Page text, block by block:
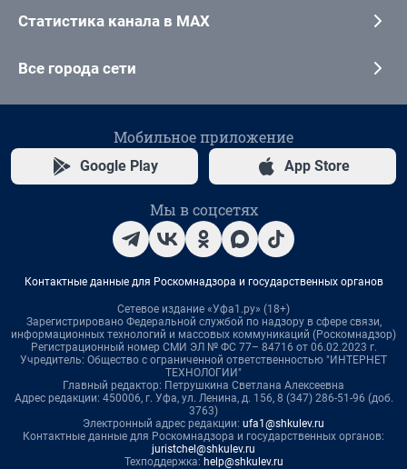
Статистика канала в MAX
Все города сети
Мобильное приложение
Google Play App Store
Мы в соцсетях
Контактные данные для Роскомнадзора и государственных органов
Сетевое издание «Уфа1.ру» (18+)
Зарегистрировано Федеральной службой по надзору в сфере связи,
информационных технологий и массовых коммуникаций (Роскомнадзор)
Регистрационный номер СМИ ЭЛ № ФС 77– 84716 от 06.02.2023 г.
Учредитель: Общество с ограниченной ответственностью "ИНТЕРНЕТ
ТЕХНОЛОГИИ"
Главный редактор: Петрушкина Светлана Алексеевна
Адрес редакции: 450006, г. Уфа, ул. Ленина, д. 156, 8 (347) 286-51-96 (доб.
3763)
Электронный адрес редакции: ufa1@shkulev.ru
Контактные данные для Роскомнадзора и государственных органов:
juristchel@shkulev.ru
Техподдержка: help@shkulev.ru